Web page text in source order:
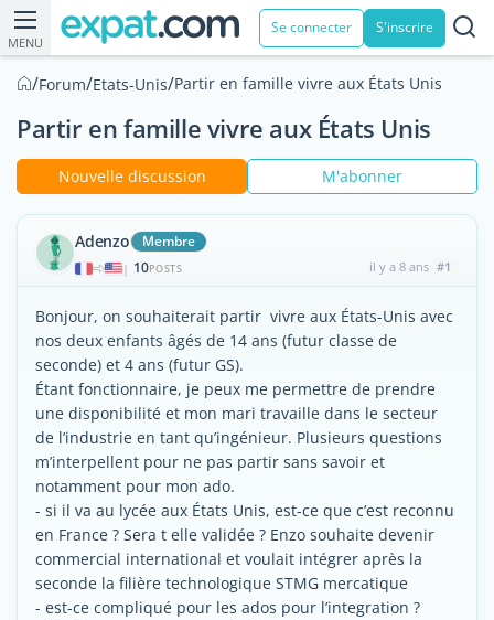
MENU
Se connecter S'inscrire
/Forum/Etats-Unis/Partir en famille vivre aux États Unis
Partir en famille vivre aux États Unis
Nouvelle discussion M'abonner
Adenzo Membre
| 10POSTS il y a 8 ans #1
Bonjour, on souhaiterait partir vivre aux États-Unis avec
nos deux enfants âgés de 14 ans (futur classe de
seconde) et 4 ans (futur GS).
Étant fonctionnaire, je peux me permettre de prendre
une disponibilité et mon mari travaille dans le secteur
de l’industrie en tant qu’ingénieur. Plusieurs questions
m’interpellent pour ne pas partir sans savoir et
notamment pour mon ado.
- si il va au lycée aux États Unis, est-ce que c’est reconnu
en France ? Sera t elle validée ? Enzo souhaite devenir
commercial international et voulait intégrer après la
seconde la filière technologique STMG mercatique
- est-ce compliqué pour les ados pour l’integration ?